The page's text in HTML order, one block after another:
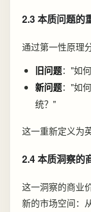
2.3 本质问题的
通过第一性原理
旧问题："如
新问题："如
统？"
这一重新定义为
2.4 本质洞察的
这一洞察的商业
新的市场空间：